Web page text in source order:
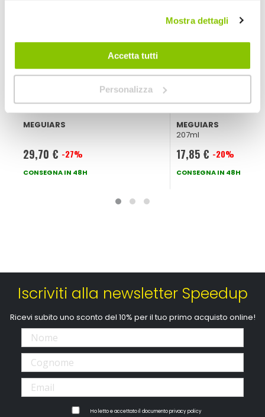
Mostra dettagli
Accetta tutti
Personalizza
Rimuovi graffi Scratch Eraser kit - MEGUIARS
MEGUIARS
Prezzo
speciale
29,70 € -27%
CONSEGNA IN 48H
Rimuovi graffi
MEGUIARS
207ml
Prezzo
speciale
17,85 € -20%
CONSEGNA IN 48H
Iscriviti alla newsletter Speedup
Ricevi subito uno sconto del 10% per il tuo primo acquisto online!
Ho letto e accettato il documentoprivacy policy